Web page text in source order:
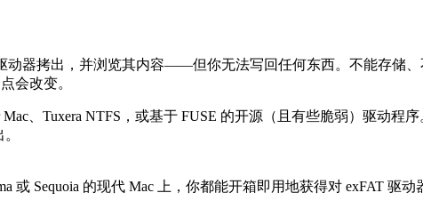
动器拷出，并浏览其内容——但你无法写回任何东西。不能存储
会改变。
、Tuxera NTFS，或基于 FUSE 的开源（且有些脆弱）驱动程
或 Sequoia 的现代 Mac 上，你都能开箱即用地获得对 exFAT 驱